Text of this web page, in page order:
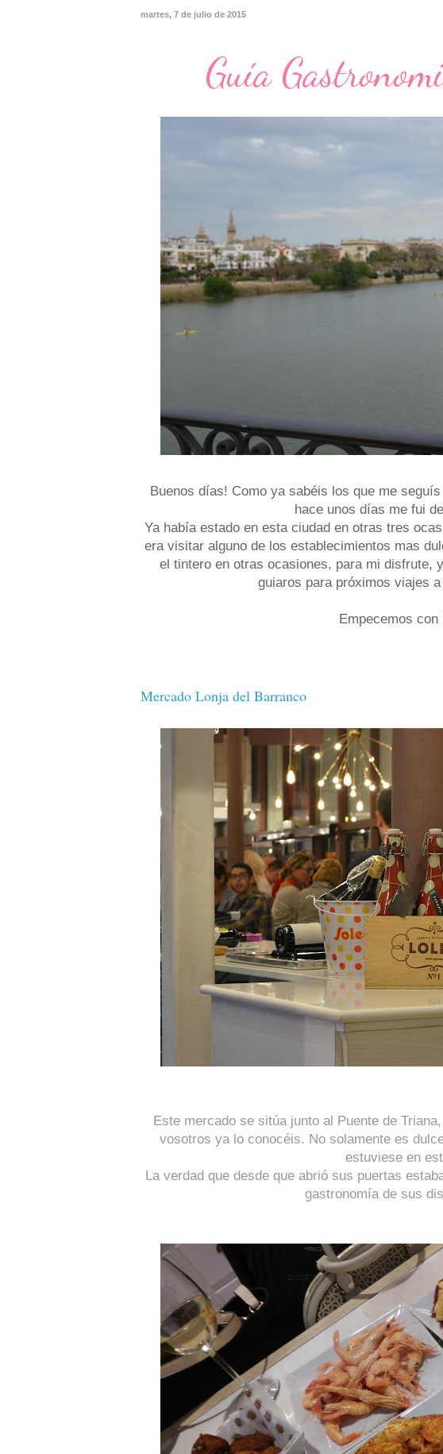
martes, 7 de julio de 2015
Guía
Buenos días! Como ya sabéis los que me
hace unos días me fui
Ya había estado en esta ciudad en otras tres
era visitar alguno de los establecimientos mas
el tintero en otras ocasiones, para mi disfrute,
guiaros para próximos viajes
Empecemos con
Mercado Lonja del Barranco
Este mercado se sitúa junto al Puente de
vosotros ya lo conocéis. No solamente es
estuviese en
La verdad que desde que abrió sus puertas
gastronomía de sus